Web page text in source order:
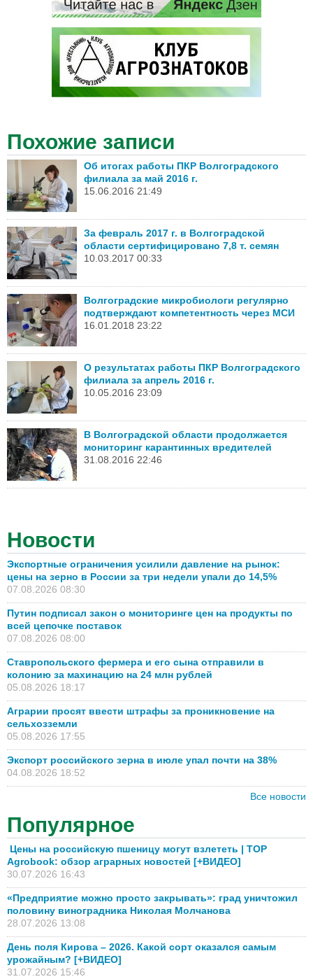
Похожие записи
Об итогах работы ПКР Волгоградского
филиала за май 2016 г.
15.06.2016 21:49
За февраль 2017 г. в Волгоградской
области сертифицировано 7,8 т. семян
10.03.2017 00:33
Волгоградские микробиологи регулярно
подтверждают компетентность через МСИ
16.01.2018 23:22
О результатах работы ПКР Волгоградского
филиала за апрель 2016 г.
10.05.2016 23:09
В Волгоградской области продолжается
мониторинг карантинных вредителей
31.08.2016 22:46
Новости
Экспортные ограничения усилили давление на рынок:
цены на зерно в России за три недели упали до 14,5%
07.08.2026 08:30
Путин подписал закон о мониторинге цен на продукты по
всей цепочке поставок
07.08.2026 08:00
Ставропольского фермера и его сына отправили в
колонию за махинацию на 24 млн рублей
05.08.2026 18:17
Аграрии просят ввести штрафы за проникновение на
сельхозземли
05.08.2026 17:55
Экспорт российского зерна в июле упал почти на 38%
04.08.2026 18:52
Все новости
Популярное
Цены на российскую пшеницу могут взлететь | TOP
Agrobook: обзор аграрных новостей [+ВИДЕО]
30.07.2026 16:43
«Предприятие можно просто закрывать»: град уничтожил
половину виноградника Николая Молчанова
28.07.2026 13:08
День поля Кирова – 2026. Какой сорт оказался самым
урожайным? [+ВИДЕО]
31.07.2026 15:46